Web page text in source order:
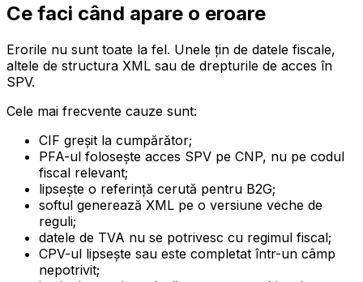
Ce faci când apare o eroare
Erorile nu sunt toate la fel. Unele țin de datele fiscale,
altele de structura XML sau de drepturile de acces în
SPV.
Cele mai frecvente cauze sunt:
CIF greșit la cumpărător;
PFA-ul folosește acces SPV pe CNP, nu pe codul
fiscal relevant;
lipsește o referință cerută pentru B2G;
softul generează XML pe o versiune veche de
reguli;
datele de TVA nu se potrivesc cu regimul fiscal;
CPV-ul lipsește sau este completat într-un câmp
nepotrivit;